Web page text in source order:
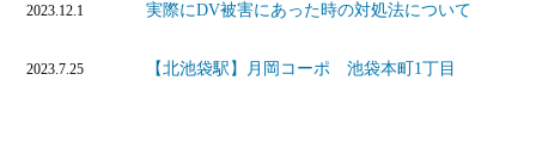
2023.12.1 実際にDV被害にあった時の対処法について
2023.7.25 【北池袋駅】月岡コーポ 池袋本町1丁目